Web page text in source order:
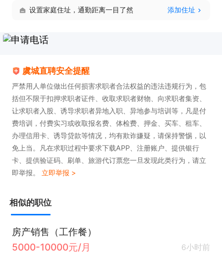
设置家庭住址，通勤距离一目了然 添加住址
虞城直聘安全提醒
严禁用人单位做出任何损害求职者合法权益的违法违规行为，包
括但不限于扣押求职者证件、收取求职者财物、向求职者集资、
让求职者入股、诱导求职者异地入职、异地参与培训等，凡是付
费培训，付费实习或收取报名费、体检费、押金、买车、租车、
办理信用卡、诱导贷款等情况，均有欺诈嫌疑，请保持警惕，以
免上当。凡在求职过程中要求下载APP、注册账户、提供银行
卡、提供验证码、刷单、旅游代订票您一旦发现此类行为，请立
即举报。 立即举报 >
相似的职位
房产销售（工作餐）
5000-10000元/月
6小时前